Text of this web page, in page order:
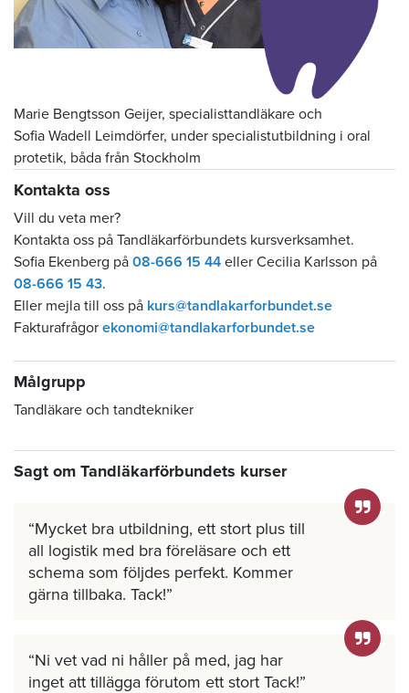
Marie Bengtsson Geijer, specialisttandläkare och
Sofia Wadell Leimdörfer, under specialistutbildning i oral
protetik, båda från Stockholm
Kontakta oss
Vill du veta mer?
Kontakta oss på Tandläkarförbundets kursverksamhet.
Sofia Ekenberg på 08-666 15 44 eller Cecilia Karlsson på
08-666 15 43.
Eller mejla till oss på kurs@tandlakarforbundet.se
Fakturafrågor ekonomi@tandlakarforbundet.se
Målgrupp
Tandläkare och tandtekniker
Sagt om Tandläkarförbundets kurser
Mycket bra utbildning, ett stort plus till
all logistik med bra föreläsare och ett
schema som följdes perfekt. Kommer
gärna tillbaka. Tack!
Ni vet vad ni håller på med, jag har
inget att tillägga förutom ett stort Tack!